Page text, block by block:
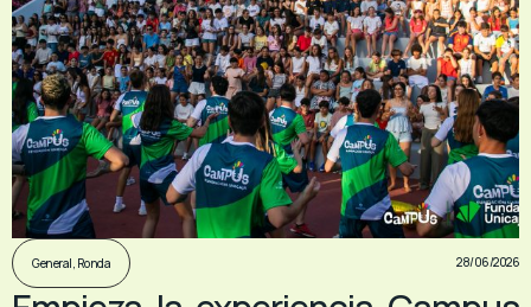
General Ronda 28/06/2026